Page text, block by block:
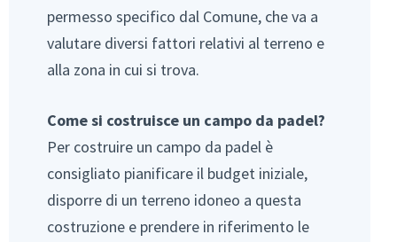
permesso specifico dal Comune, che va a
valutare diversi fattori relativi al terreno e
alla zona in cui si trova.
Come si costruisce un campo da padel?
Per costruire un campo da padel è
consigliato pianificare il budget iniziale,
disporre di un terreno idoneo a questa
costruzione e prendere in riferimento le